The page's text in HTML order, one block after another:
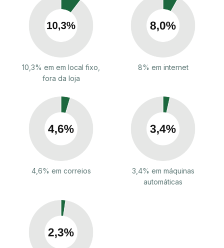
10,3% em em local fixo,
fora da loja
8% em internet
4,6% em correios
3,4% em máquinas
automáticas